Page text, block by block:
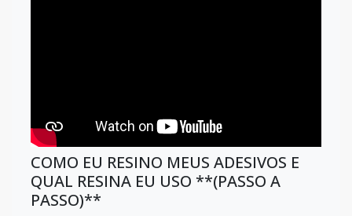
COMO EU RESINO MEUS ADESIVOS E
QUAL RESINA EU USO **(PASSO A
PASSO)**